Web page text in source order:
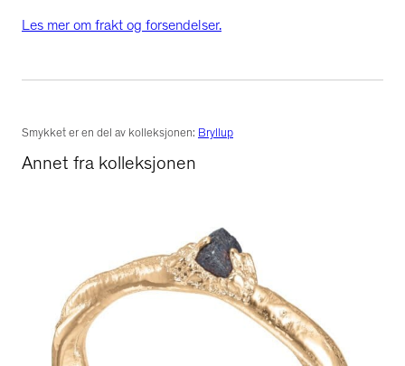
Les mer om frakt og forsendelser.
Smykket er en del av kolleksjonen: Bryllup
Annet fra kolleksjonen